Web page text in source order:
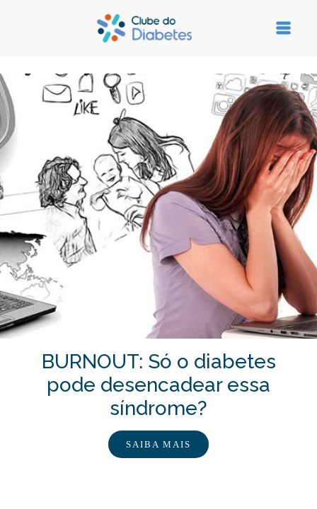
BURNOUT: Só o diabetes
pode desencadear essa
síndrome?
SAIBA MAIS